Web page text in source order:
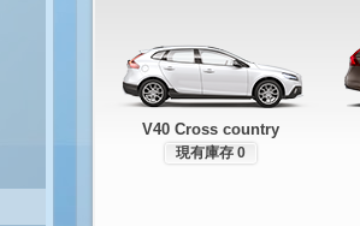
V40 Cross country
現有庫存 0